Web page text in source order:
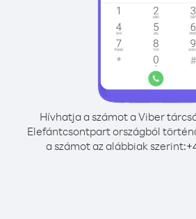
Hívhatja a számot a Viber
Elefántcsontpart országból
a számot az alábbiak szerint:+